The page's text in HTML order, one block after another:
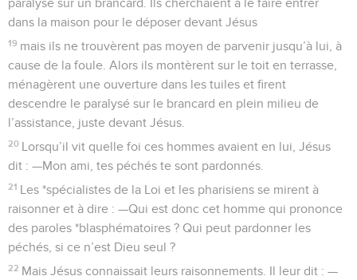
paralysé sur un brancard. Ils cherchaient à le faire entrer
dans la maison pour le déposer devant Jésus
19 mais ils ne trouvèrent pas moyen de parvenir jusqu’à lui, à
cause de la foule. Alors ils montèrent sur le toit en terrasse,
ménagèrent une ouverture dans les tuiles et firent
descendre le paralysé sur le brancard en plein milieu de
l’assistance, juste devant Jésus.
20 Lorsqu’il vit quelle foi ces hommes avaient en lui, Jésus
dit : —Mon ami, tes péchés te sont pardonnés.
21 Les *spécialistes de la Loi et les pharisiens se mirent à
raisonner et à dire : —Qui est donc cet homme qui prononce
des paroles *blasphématoires ? Qui peut pardonner les
péchés, si ce n’est Dieu seul ?
22 Mais Jésus connaissait leurs raisonnements. Il leur dit : —